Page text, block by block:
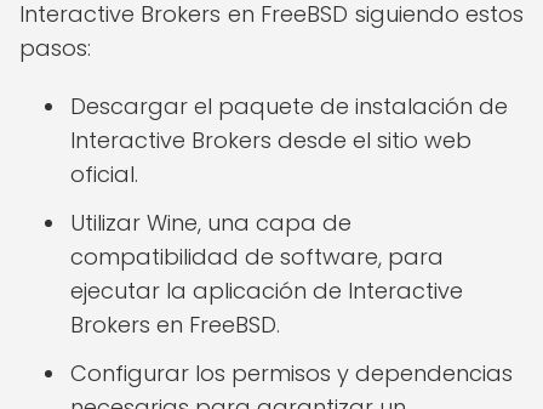
Interactive Brokers en FreeBSD siguiendo estos
pasos:
Descargar el paquete de instalación de
Interactive Brokers desde el sitio web
oficial.
Utilizar Wine, una capa de
compatibilidad de software, para
ejecutar la aplicación de Interactive
Brokers en FreeBSD.
Configurar los permisos y dependencias